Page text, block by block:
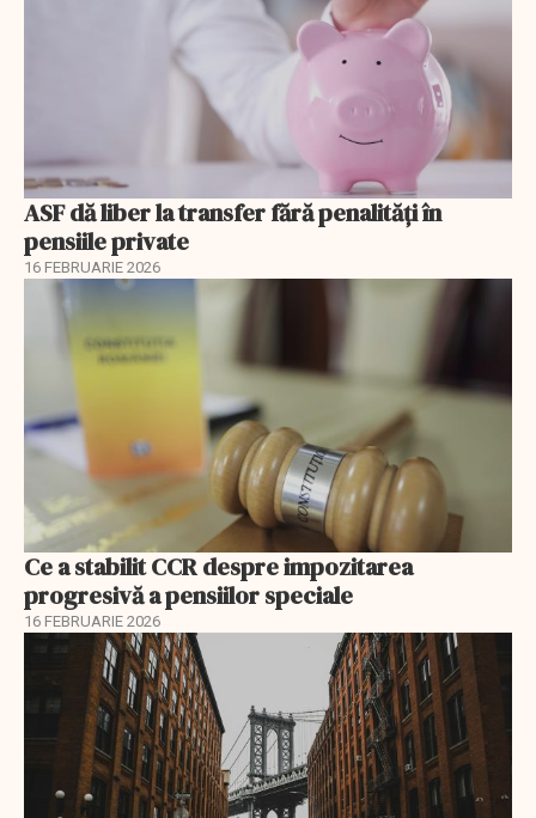
ASF dă liber la transfer fără penalități în
pensiile private
16 FEBRUARIE 2026
Ce a stabilit CCR despre impozitarea
progresivă a pensiilor speciale
16 FEBRUARIE 2026